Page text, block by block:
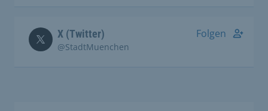
X (Twitter)
@StadtMuenchen
Folgen